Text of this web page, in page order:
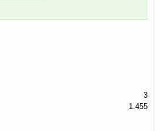
3
1.455